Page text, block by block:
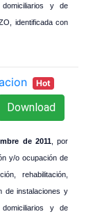
y de
identificada con
Hot
Download
de 2011, por
y/o ocupación de
rehabilitación,
de instalaciones y
y de